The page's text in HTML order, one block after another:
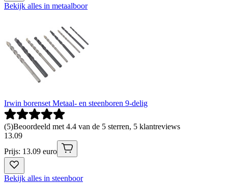
Bekijk alles in metaalboor
Irwin borenset Metaal- en steenboren 9-delig
(5)Beoordeeld met 4.4 van de 5 sterren, 5 klantreviews
13.09
Prijs: 13.09 euro
Bekijk alles in steenboor